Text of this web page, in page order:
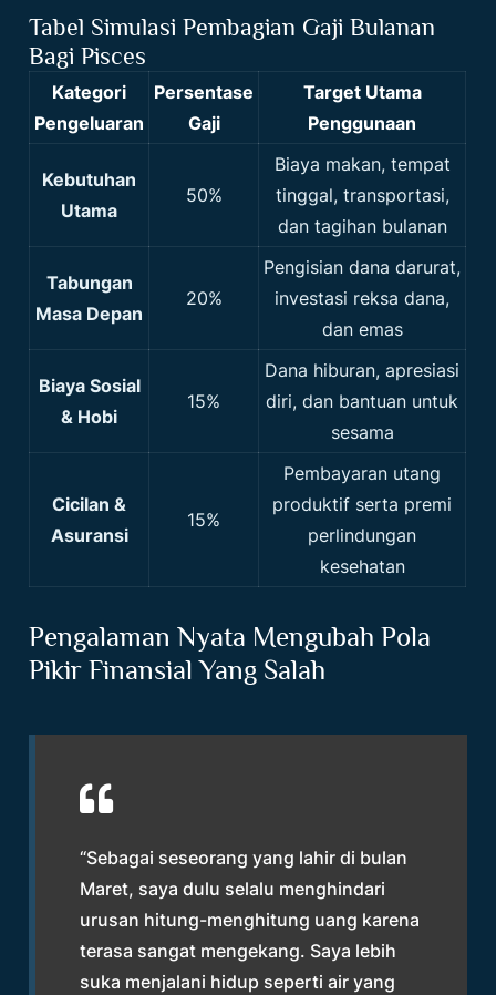
Tabel Simulasi Pembagian Gaji Bulanan
Bagi Pisces
Kategori
Pengeluaran
Persentase
Gaji
Target Utama
Penggunaan
Kebutuhan
Utama
50%
Biaya makan, tempat
tinggal, transportasi,
dan tagihan bulanan
Tabungan
Masa Depan
20%
Pengisian dana darurat,
investasi reksa dana,
dan emas
Biaya Sosial
& Hobi
15%
Dana hiburan, apresiasi
diri, dan bantuan untuk
sesama
Cicilan &
Asuransi
15%
Pembayaran utang
produktif serta premi
perlindungan
kesehatan
Pengalaman Nyata Mengubah Pola
Pikir Finansial Yang Salah
“Sebagai seseorang yang lahir di bulan
Maret, saya dulu selalu menghindari
urusan hitung-menghitung uang karena
terasa sangat mengekang. Saya lebih
suka menjalani hidup seperti air yang